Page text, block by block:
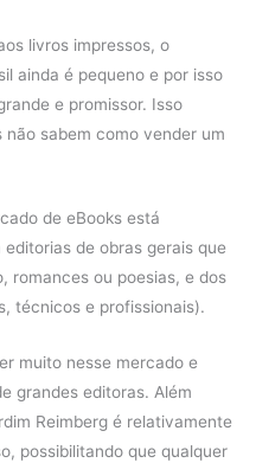
livros impressos, o
ainda é pequeno e por isso
e promissor. Isso
sabem como vender um
de eBooks está
de obras gerais que
romances ou poesias, e dos
técnicos e profissionais).
muito nesse mercado e
grandes editoras. Além
Reimberg é relativamente
possibilitando que qualquer